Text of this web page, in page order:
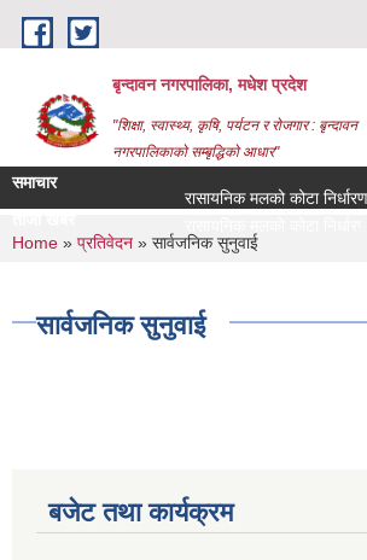
Skip to main content
बृन्दावन नगरपालिका, मधेश प्रदेश
"शिक्षा, स्वास्थ्य, कृषि, पर्यटन र रोजगार : बृन्दावन
नगरपालिकाको सम्बृद्धिको आधार"
समाचार
रासायनिक मलको कोटा निर्धारण
You are here
Home » प्रतिवेदन » सार्वजनिक सुनुवाई
सार्वजनिक सुनुवाई
बजेट तथा कार्यक्रम